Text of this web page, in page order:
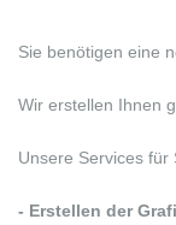
Sie benötigen eine
Wir erstellen Ihnen
Unsere Services für
- Erstellen der